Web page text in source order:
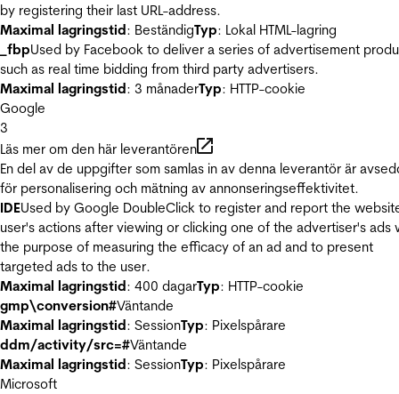
by registering their last URL-address.
Maximal lagringstid: BeständigTyp: Lokal HTML-lagring
_fbpUsed by Facebook to deliver a series of advertisement
such as real time bidding from third party advertisers.
Maximal lagringstid: 3 månaderTyp: HTTP-cookie
Google
3
Läs mer om den här leverantören
En del av de uppgifter som samlas in av denna leverantör är
för personalisering och mätning av annonseringseffektivitet.
IDEUsed by Google DoubleClick to register and report the
user's actions after viewing or clicking one of the advertiser's ads
the purpose of measuring the efficacy of an ad and to present
targeted ads to the user.
Maximal lagringstid: 400 dagarTyp: HTTP-cookie
gmp\conversion#Väntande
Maximal lagringstid: SessionTyp: Pixelspårare
ddm/activity/src=#Väntande
Maximal lagringstid: SessionTyp: Pixelspårare
Microsoft